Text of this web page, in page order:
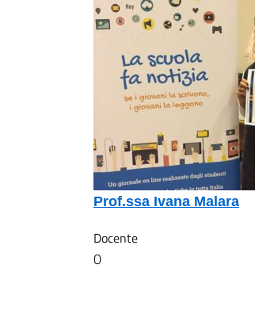
Prof.ssa Ivana Malara
Docente
0